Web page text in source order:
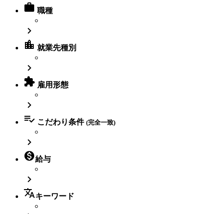
 職種

location_city 就業先種別

 雇用形態

 こだわり条件 (完全一致)

給与

translateキーワード